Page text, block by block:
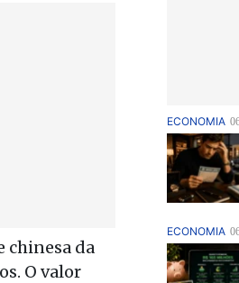
chinesa da
O valor